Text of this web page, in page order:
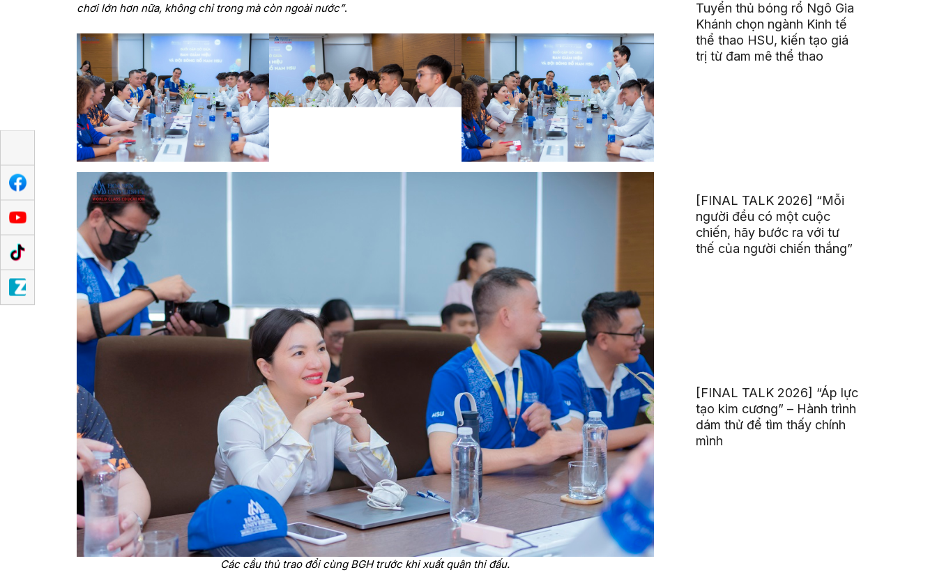
chơi lớn hơn nữa, không chỉ trong mà còn ngoài nước”.
Các cầu thủ trao đổi cùng BGH trước khi xuất quân thi đấu.
Tuyển thủ bóng rổ Ngô Gia
Khánh chọn ngành Kinh tế
thể thao HSU, kiến tạo giá
trị từ đam mê thể thao
[FINAL TALK 2026] “Mỗi
người đều có một cuộc
chiến, hãy bước ra với tư
thế của người chiến thắng”
[FINAL TALK 2026] “Áp lực
tạo kim cương” – Hành trình
dám thử để tìm thấy chính
mình